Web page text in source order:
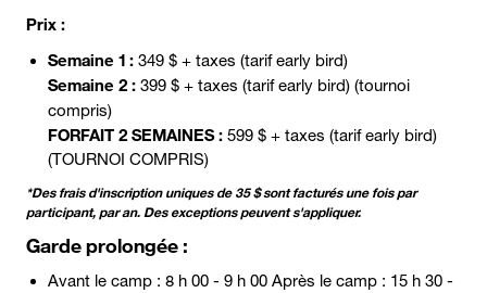
Prix :
Semaine 1 : 349 $ + taxes (tarif early bird)
Semaine 2 : 399 $ + taxes (tarif early bird) (tournoi
compris)
FORFAIT 2 SEMAINES : 599 $ + taxes (tarif early bird)
(TOURNOI COMPRIS)
*Des frais d'inscription uniques de 35 $ sont facturés une fois par
participant, par an. Des exceptions peuvent s'appliquer.
Garde prolongée :
Avant le camp : 8 h 00 - 9 h 00 Après le camp : 15 h 30 -